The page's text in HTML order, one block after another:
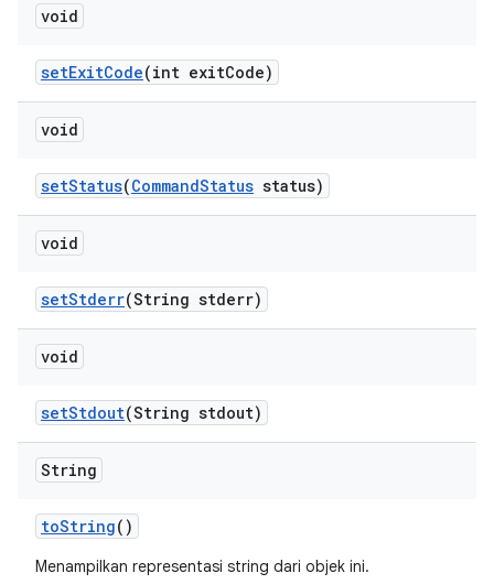
void
setExitCode(int exitCode)
void
setStatus(CommandStatus status)
void
setStderr(String stderr)
void
setStdout(String stdout)
String
toString()
Menampilkan representasi string dari objek ini.